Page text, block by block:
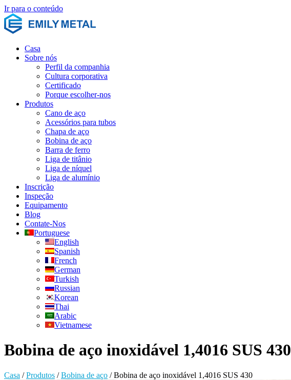
Ir para o conteúdo
Casa
Sobre nós
Perfil da companhia
Cultura corporativa
Certificado
Porque escolher-nos
Produtos
Cano de aço
Acessórios para tubos
Chapa de aço
Bobina de aço
Barra de ferro
Liga de titânio
Liga de níquel
Liga de alumínio
Inscrição
Inspeção
Equipamento
Blog
Contate-Nos
Portuguese
English
Spanish
French
German
Turkish
Russian
Korean
Thai
Arabic
Vietnamese
Bobina de aço inoxidável 1,4016 SUS 430
Casa /Produtos /Bobina de aço /Bobina de aço inoxidável 1,4016 SUS 430